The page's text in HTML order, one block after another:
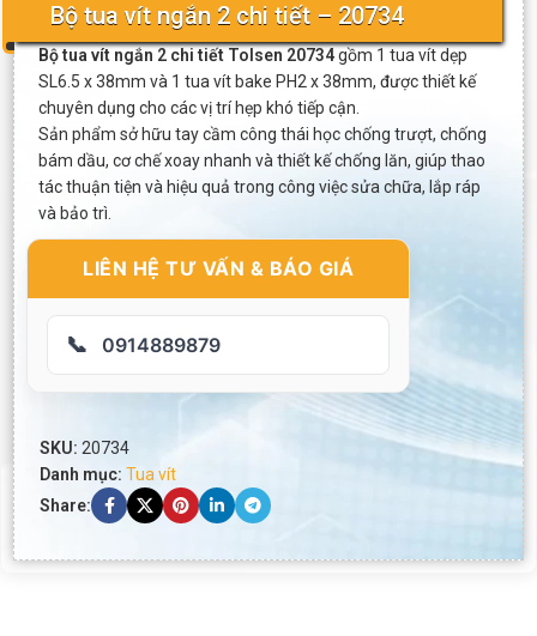
Bộ tua vít ngắn 2 chi tiết – 20734
Bộ tua vít ngắn 2 chi tiết Tolsen 20734gồm 1 tua vít dẹp
SL6.5 x 38mm và 1 tua vít bake PH2 x 38mm, được thiết kế
chuyên dụng cho các vị trí hẹp khó tiếp cận.
Sản phẩm sở hữu tay cầm công thái học chống trượt, chống
bám dầu, cơ chế xoay nhanh và thiết kế chống lăn, giúp thao
tác thuận tiện và hiệu quả trong công việc sửa chữa, lắp ráp
và bảo trì.
LIÊN HỆ TƯ VẤN & BÁO GIÁ
📞 0914889879
SKU: 20734
Danh mục: Tua vít
Share: